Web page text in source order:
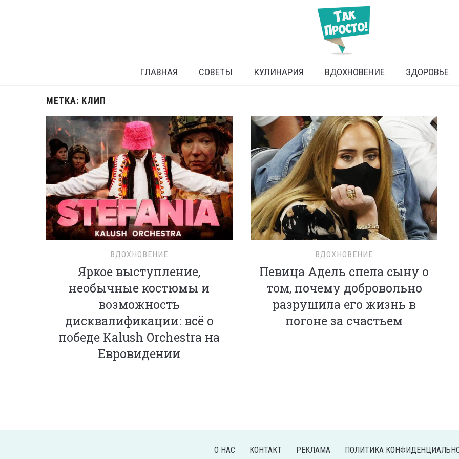
ГЛАВНАЯ СОВЕТЫ КУЛИНАРИЯ ВДОХНОВЕНИЕ ЗДОРОВЬЕ
МЕТКА: КЛИП
ВДОХНОВЕНИЕ
Яркое выступление,
необычные костюмы и
возможность
дисквалификации: всё о
победе Kalush Orchestra на
Евровидении
ВДОХНОВЕНИЕ
Певица Адель спела сыну о
том, почему добровольно
разрушила его жизнь в
погоне за счастьем
О НАС КОНТАКТ РЕКЛАМА ПОЛИТИКА